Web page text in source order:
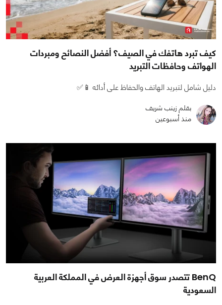
كيف تبرد هاتفك في الصيف؟ أفضل النصائح ومبردات
الهواتف وحافظات التبريد
دليل شامل لتبريد الهاتف والحفاظ على أدائه 📱✅
بقلم زينب شريف
منذ أسبوعين
BenQ تتصدر سوق أجهزة العرض في المملكة العربية
السعودية